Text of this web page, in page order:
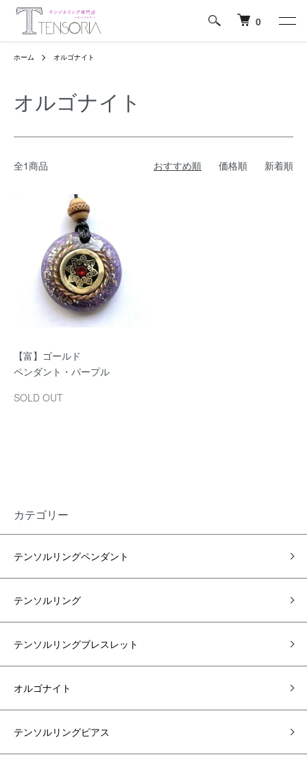
0
ホーム オルゴナイト
オルゴナイト
全1商品 おすすめ順 価格順 新着順
【富】ゴールド
ペンダント・パープル
SOLD OUT
カテゴリー
テンソルリングペンダント
テンソルリング
テンソルリングブレスレット
オルゴナイト
テンソルリングピアス